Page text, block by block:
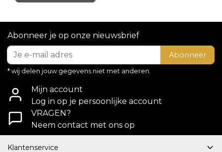
Abonneer je op onze nieuwsbrief
Abonneer
* wij delen jouw gegevens niet met anderen.
Mijn account
Log in op je persoonlijke account
VRAGEN?
Neem contact met ons op
Klantenservice